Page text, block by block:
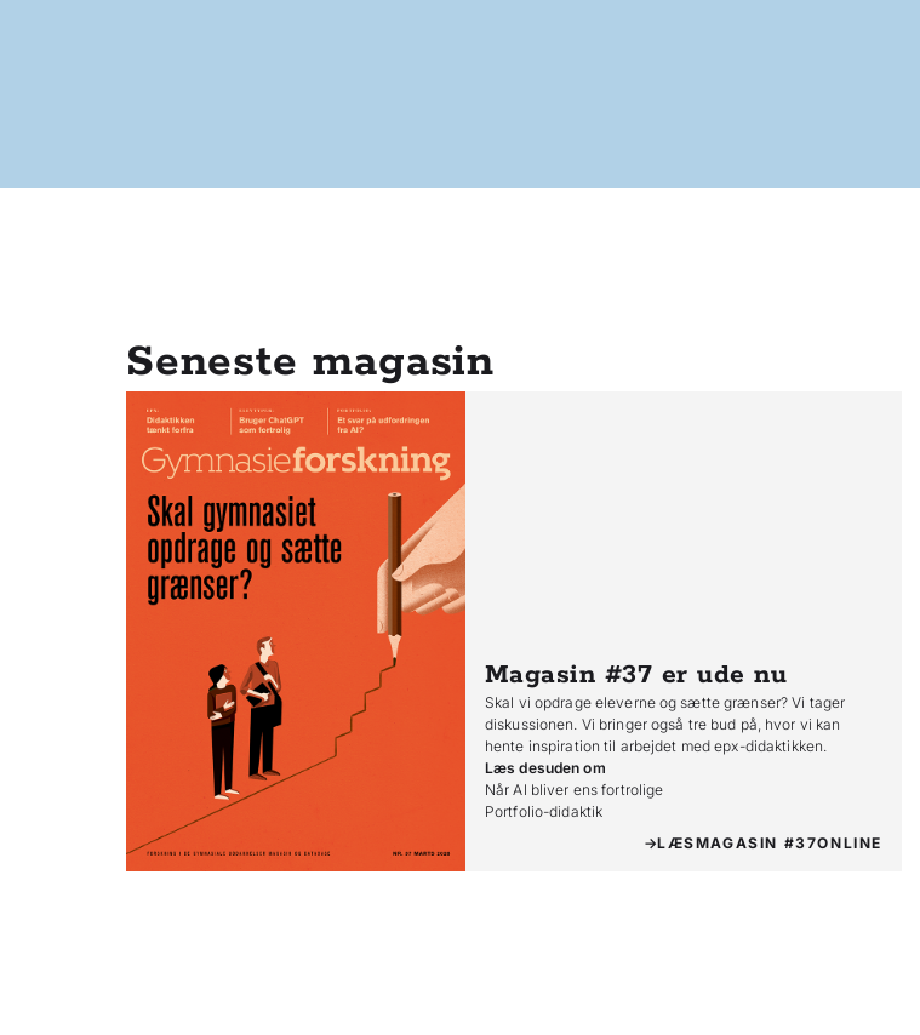
Seneste magasin
Magasin #37 er ude nu
Skal vi opdrage eleverne og sætte grænser? Vi tager
diskussionen. Vi bringer også tre bud på, hvor vi kan
hente inspiration til arbejdet med epx-didaktikken.
Læs desuden om
Når AI bliver ens fortrolige
Portfolio-didaktik
LÆSMAGASIN #37ONLINE